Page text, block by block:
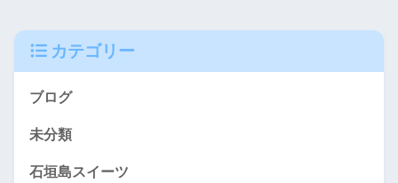
カテゴリー
ブログ
未分類
石垣島スイーツ